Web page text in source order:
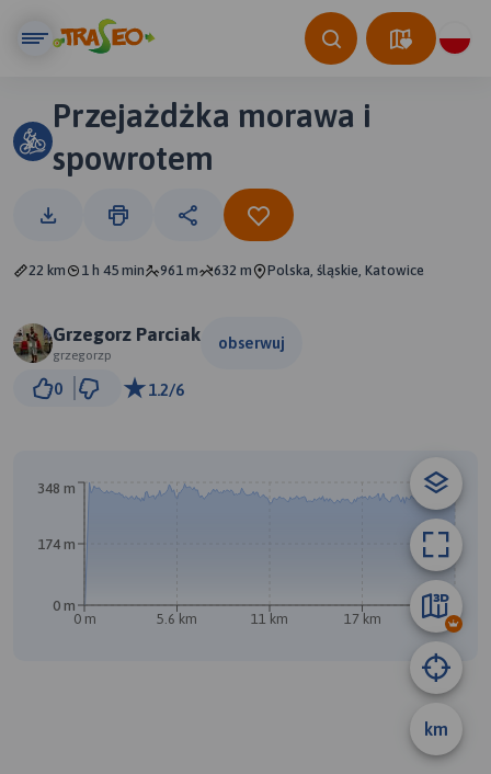
Przejażdżka morawa i
spowrotem
22 km 1 h 45 min 961 m 632 m Polska, śląskie, Katowice
Grzegorz Parciak
grzegorzp
obserwuj
0 1.2/6
B
km
0 m 5.6 km 11 km 17 km 22 km
0 m
174 m
348 m